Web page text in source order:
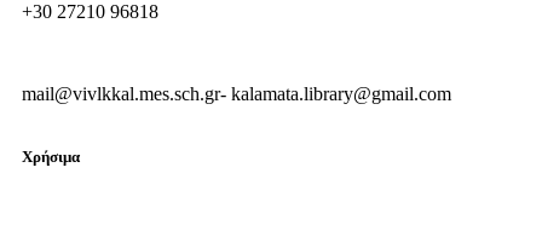
+30 27210 96818
mail@vivlkkal.mes.sch.gr- kalamata.library@gmail.com
Χρήσιμα